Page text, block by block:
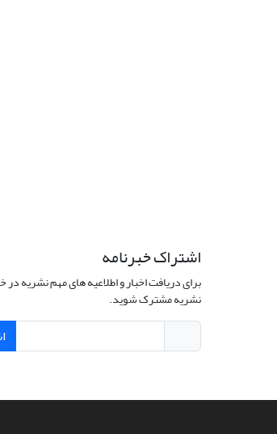
اشتراک خبرنامه
برای دریافت اخبار و اطلاعیه های مهم نشریه در
نشریه مشترک شوید.